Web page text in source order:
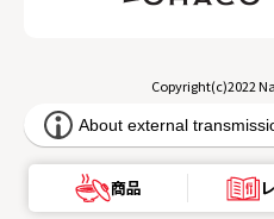
Copyright(c)2022
商品